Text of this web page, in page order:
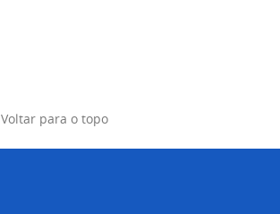
Voltar para o topo